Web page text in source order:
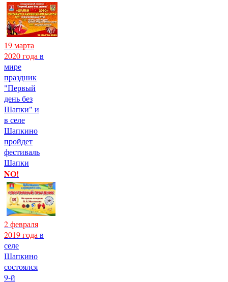
19 марта
2020 года в
мире
праздник
"Первый
день без
Шапки" и
в селе
Шапкино
пройдет
фестиваль
Шапки
NO!
2 февраля
2019 года в
селе
Шапкино
состоялся
9-й